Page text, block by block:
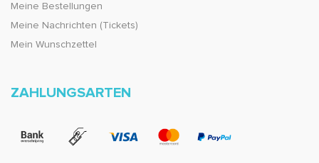
Meine Bestellungen
Meine Nachrichten (Tickets)
Mein Wunschzettel
ZAHLUNGSARTEN